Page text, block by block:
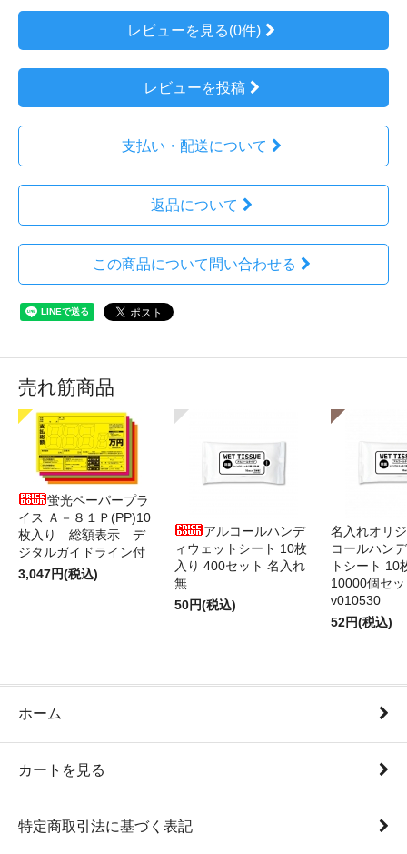
レビューを見る(0件)
レビューを投稿
支払い・配送について
返品について
この商品について問い合わせる
売れ筋商品
蛍光ペーパープラ
イス Ａ－８１Ｐ(PP)10
枚入り 総額表示 デ
ジタルガイドライン付
3,047円(税込)
アルコールハンデ
ィウェットシート 10枚
入り 400セット 名入れ
無
50円(税込)
名入れオリ
コールハン
トシート 10
10000個セ
v010530
52円(税込)
ホーム
カートを見る
特定商取引法に基づく表記